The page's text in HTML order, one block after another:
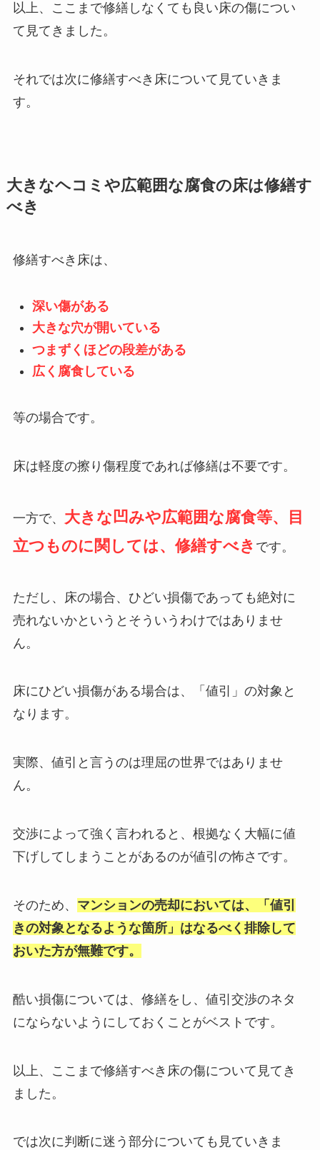
以上、ここまで修繕しなくても良い床の傷につい
て見てきました。
それでは次に修繕すべき床について見ていきま
す。
大きなヘコミや広範囲な腐食の床は修繕す
べき
修繕すべき床は、
深い傷がある
大きな穴が開いている
つまずくほどの段差がある
広く腐食している
等の場合です。
床は軽度の擦り傷程度であれば修繕は不要です。
一方で、 大きな凹みや広範囲な腐食等、目
立つものに関しては、修繕すべき です。
ただし、床の場合、ひどい損傷であっても絶対に
売れないかというとそういうわけではありませ
ん。
床にひどい損傷がある場合は、「値引」の対象と
なります。
実際、値引と言うのは理屈の世界ではありませ
ん。
交渉によって強く言われると、根拠なく大幅に値
下げしてしまうことがあるのが値引の怖さです。
そのため、 マンションの売却においては、「値引
きの対象となるような箇所」はなるべく排除して
おいた方が無難です。
酷い損傷については、修繕をし、値引交渉のネタ
にならないようにしておくことがベストです。
以上、ここまで修繕すべき床の傷について見てき
ました。
では次に判断に迷う部分についても見ていきま